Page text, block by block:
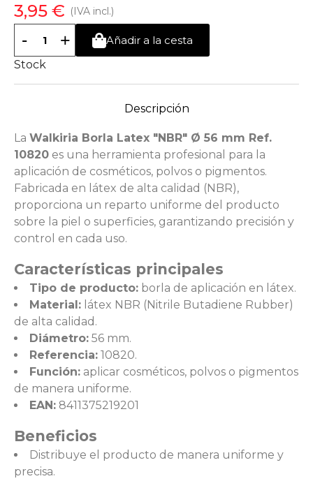
3,95 € (IVA incl.)
- +
Añadir a la cesta
Stock
Descripción
La Walkiria Borla Latex "NBR" Ø 56 mm Ref.
10820 es una herramienta profesional para la
aplicación de cosméticos, polvos o pigmentos.
Fabricada en látex de alta calidad (NBR),
proporciona un reparto uniforme del producto
sobre la piel o superficies, garantizando precisión y
control en cada uso.
Características principales
Tipo de producto: borla de aplicación en látex.
Material: látex NBR (Nitrile Butadiene Rubber)
de alta calidad.
Diámetro: 56 mm.
Referencia: 10820.
Función: aplicar cosméticos, polvos o pigmentos
de manera uniforme.
EAN: 8411375219201
Beneficios
Distribuye el producto de manera uniforme y
precisa.